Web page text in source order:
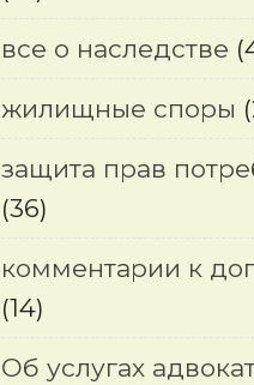
все о наследстве
жилищные споры
защита прав
(36)
комментарии к
(14)
Об услугах